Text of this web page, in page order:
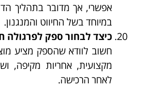
אפשרי, אך מדובר בתהליך
במיוחד בשל החיווט והמנגנון.
כיצד לבחור ספק לפרגולה
חשוב לוודא שהספק מציע
מקצועית, אחריות מקיפה,
לאחר הרכישה.